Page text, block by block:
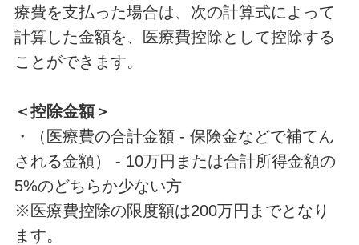
療費を支払った場合は、次の計算式によって
計算した金額を、医療費控除として控除する
ことができます。
＜控除金額＞
・（医療費の合計金額 - 保険金などで補てん
される金額） - 10万円または合計所得金額の
5%のどちらか少ない方
※医療費控除の限度額は200万円までとなり
ます。